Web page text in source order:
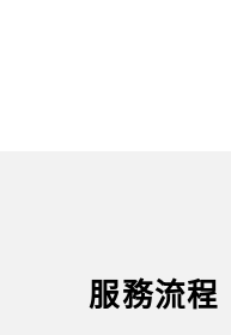
服務流程